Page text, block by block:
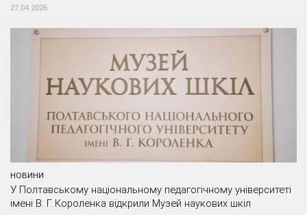
27.04.2026
НОВИНИ
У Полтавському національному педагогічному університеті
імені В. Г. Короленка відкрили Музей наукових шкіл